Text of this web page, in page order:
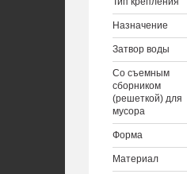
Назначение
Затвор воды
Со съемным
сборником
(решеткой) для
мусора
Форма
Материал